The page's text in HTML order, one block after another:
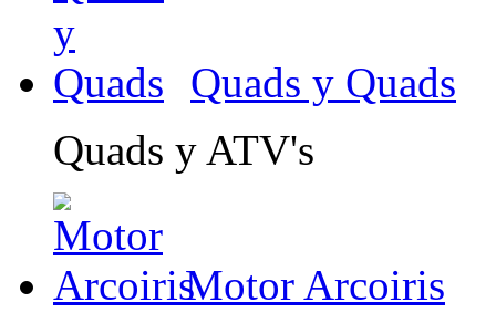
Quads y Quads
Quads y ATV's
Motor Arcoiris